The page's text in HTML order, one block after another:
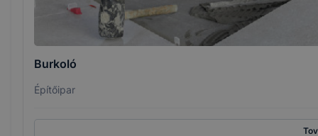
Burkoló
Építőipar